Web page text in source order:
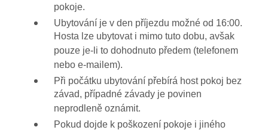
pokoje.
Ubytování je v den příjezdu možné od 16:00.
Hosta lze ubytovat i mimo tuto dobu, avšak
pouze je-li to dohodnuto předem (telefonem
nebo e-mailem).
Při počátku ubytování přebírá host pokoj bez
závad, případné závady je povinen
neprodleně oznámit.
Pokud dojde k poškození pokoje i jiného